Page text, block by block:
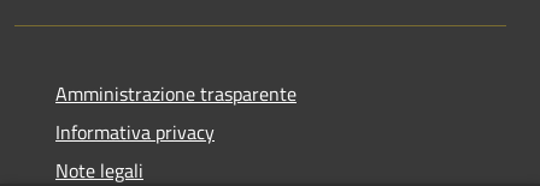
Amministrazione trasparente
Informativa privacy
Note legali